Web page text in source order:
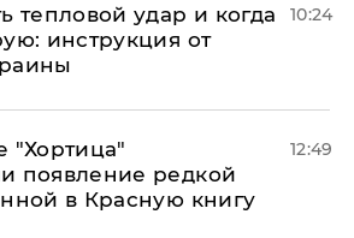
тепловой удар и когда
инструкция от
10:24
"Хортица"
появление редкой
в Красную книгу
12:49